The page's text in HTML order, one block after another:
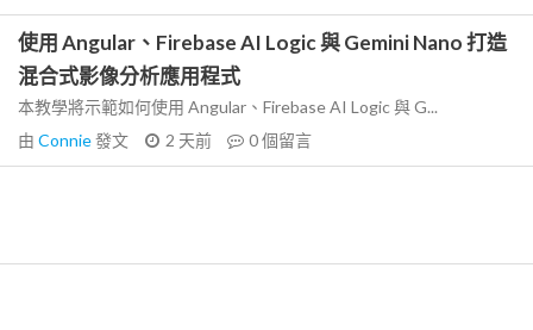
使用 Angular、Firebase AI Logic 與 Gemini Nano 打造
混合式影像分析應用程式
本教學將示範如何使用 Angular、Firebase AI Logic 與 G...
由 Connie發文 2 天前 0個留言